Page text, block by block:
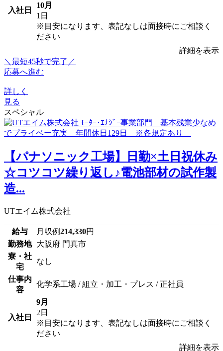
入社日
10月
1日
※目安になります、表記なしは面接時にご相談く
ださい
詳細を表示
＼最短45秒で完了／
応募へ進む
詳しく
見る
スペシャル
【パナソニック工場】日勤×土日祝休み
☆コツコツ繰り返し♪電池部材の試作製
造...
UTエイム株式会社
給与 月収例214,330円
勤務地 大阪府 門真市
寮・社
宅
なし
仕事内
容
化学系工場 / 組立・加工・プレス / 正社員
入社日
9月
2日
※目安になります、表記なしは面接時にご相談く
ださい
詳細を表示